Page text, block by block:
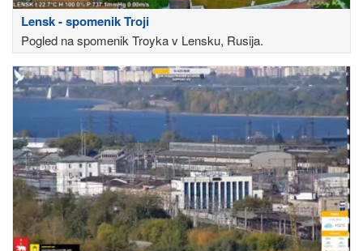
Lensk - spomenik Troji
Pogled na spomenik Troyka v Lensku, Rusija.